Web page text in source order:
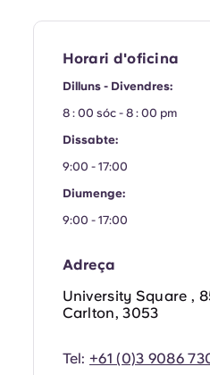
French
Horari d'oficina
Dilluns - Divendres:
8 : 00 sóc - 8 : 00 pm
Dissabte:
9:00 - 17:00
Diumenge:
9:00 - 17:00
Adreça
University Square ,
Carlton, 3053
Tel: +61 (0)3 9086